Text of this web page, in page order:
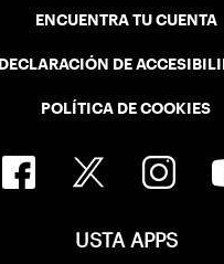
ENCUENTRA TU CUENTA
DECLARACIÓN DE
POLÍTICA DE COOKIES
USTA APPS